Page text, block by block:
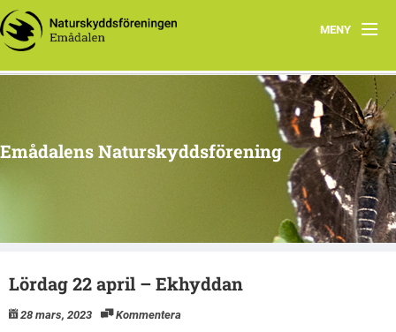
MENY
Hem
Program 2026
Ekhyddan
Styrelsen
Historik
Emådalens Naturskyddsförening
Lördag 22 april – Ekhyddan
28 mars, 2023 Kommentera